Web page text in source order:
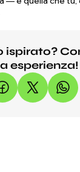
ispirato?
esperienza!